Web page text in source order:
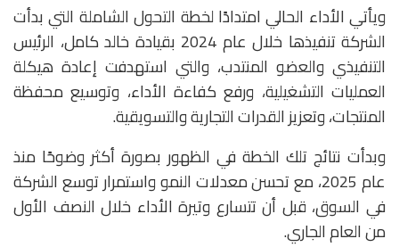
ويأتي الأداء الحالي امتدادًا لخطة التحول الشاملة التي بدأت
الشركة تنفيذها خلال عام 2024 بقيادة خالد كامل، الرئيس
التنفيذي والعضو المنتدب، والتي استهدفت إعادة هيكلة
العمليات التشغيلية، ورفع كفاءة الأداء، وتوسيع محفظة
المنتجات، وتعزيز القدرات التجارية والتسويقية.
وبدأت نتائج تلك الخطة في الظهور بصورة أكثر وضوحًا منذ
عام 2025، مع تحسن معدلات النمو واستمرار توسع الشركة
في السوق، قبل أن تتسارع وتيرة الأداء خلال النصف الأول
من العام الجاري.